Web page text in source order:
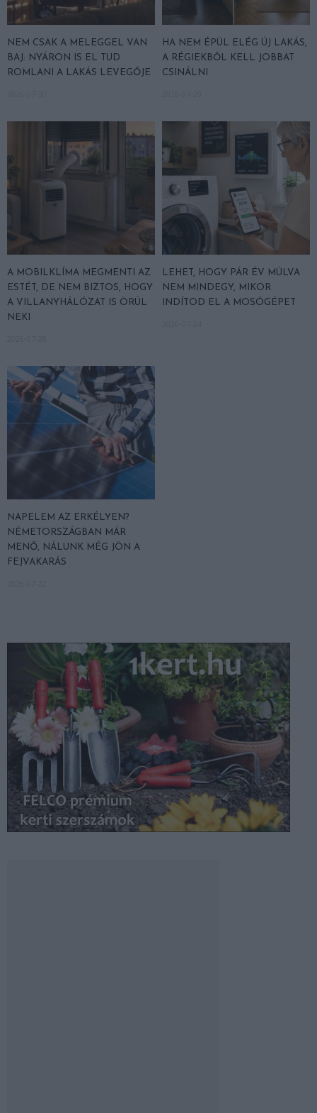
NEM CSAK A MELEGGEL VAN
BAJ: NYÁRON IS EL TUD
ROMLANI A LAKÁS LEVEGŐJE
HA NEM ÉPÜL ELÉG ÚJ LAKÁS,
A RÉGIEKBŐL KELL JOBBAT
CSINÁLNI
A MOBILKLÍMA MEGMENTI AZ
ESTÉT, DE NEM BIZTOS, HOGY
A VILLANYHÁLÓZAT IS ÖRÜL
NEKI
LEHET, HOGY PÁR ÉV MÚLVA
NEM MINDEGY, MIKOR
INDÍTOD EL A MOSÓGÉPET
NAPELEM AZ ERKÉLYEN?
NÉMETORSZÁGBAN MÁR
MENŐ, NÁLUNK MÉG JÖN A
FEJVAKARÁS